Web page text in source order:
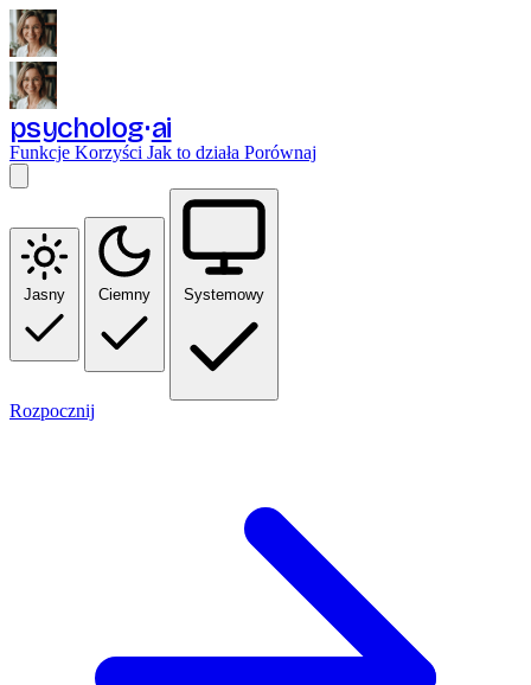
psycholog ai
Funkcje Korzyści Jak to działa Porównaj
Jasny Ciemny Systemowy
Rozpocznij